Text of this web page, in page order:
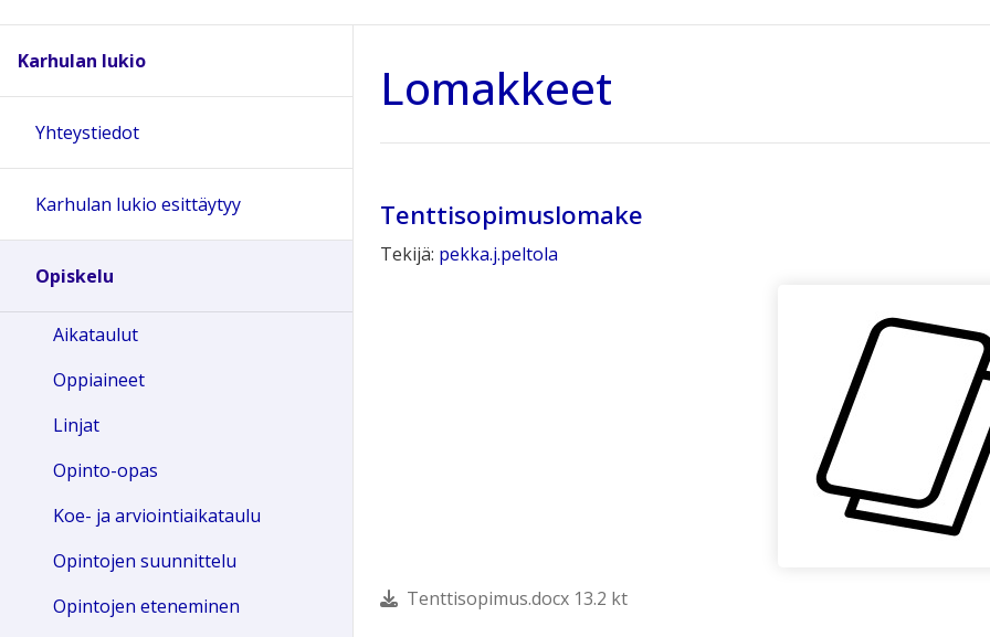
Lomakkeet
Tenttisopimuslomake
Tekijä: pekka.j.peltola
Tenttisopimus.docx 13.2 kt
Karhulan lukio
Yhteystiedot
Karhulan lukio esittäytyy
Opiskelu
Aikataulut
Oppiaineet
Linjat
Opinto-opas
Koe- ja arviointiaikataulu
Opintojen suunnittelu
Opintojen eteneminen